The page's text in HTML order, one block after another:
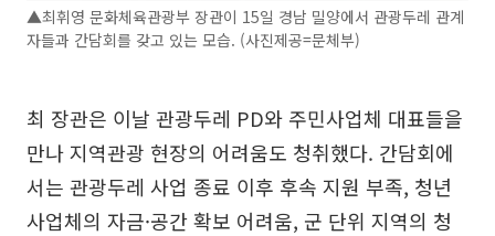
▲최휘영 문화체육관광부 장관이 15일 경남 밀양에서 관광두레 관계
자들과 간담회를 갖고 있는 모습. (사진제공=문체부)
최 장관은 이날 관광두레 PD와 주민사업체 대표들을
만나 지역관광 현장의 어려움도 청취했다. 간담회에
서는 관광두레 사업 종료 이후 후속 지원 부족, 청년
사업체의 자금·공간 확보 어려움, 군 단위 지역의 청